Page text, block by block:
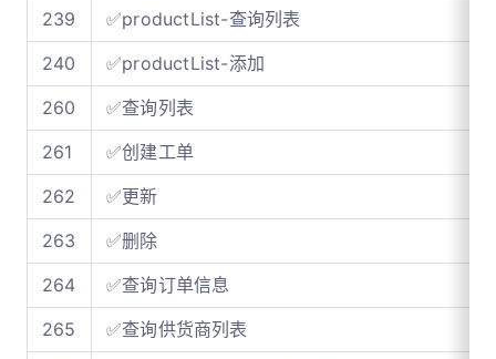
239
✅productList-查询列表
240
✅productList-添加
260
✅查询列表
261
✅创建工单
262
✅更新
263
✅删除
264
✅查询订单信息
265
✅查询供货商列表